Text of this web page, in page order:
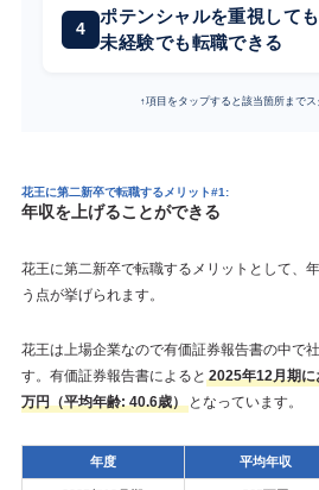
ポテンシャルを重視して
未経験でも転職できる
↑項目をタップすると該当箇所まで
花王に第二新卒で転職するメリット#1:
年収を上げることができる
花王に第二新卒で転職するメリットとして、
う点が挙げられます。
花王は上場企業なので有価証券報告書の中で
す。有価証券報告書によると 2025年12月期
万円（平均年齢: 40.6歳）となっています。
年度 平均年収